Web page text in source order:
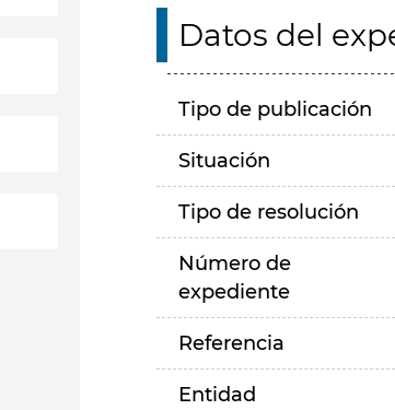
Datos del
Tipo de publicación
Situación
Tipo de resolución
Número de
expediente
Referencia
Entidad